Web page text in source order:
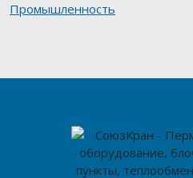
Промышленность